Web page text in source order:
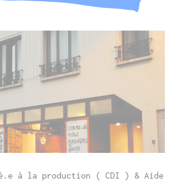
à la production ( CDI ) & Aide